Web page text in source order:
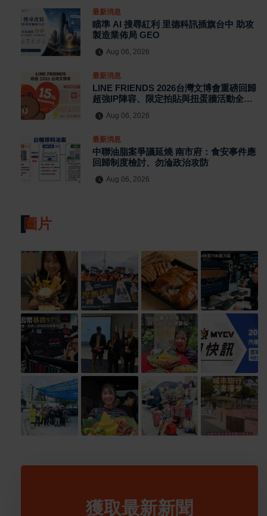
最新消息
瞄準 AI 搜尋紅利 里德科訊插旗台中 助攻
製造業佈局 GEO
Aug 06, 2026
最新消息
LINE FRIENDS 2026台灣文博會重磅回歸
超強IP陣容、限定拍貼與扭蛋牆活動全公
Aug 06, 2026
最新消息
中聯油脂案爭議延燒 南市府：食安事件應
回歸制度檢討、勿淪政治攻防
Aug 06, 2026
圖片
獲取最新新聞